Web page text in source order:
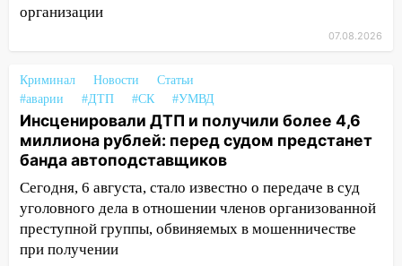
05:00 «Каждая пятая женщина и каждый
второй мужчина в мире сталкиваются с
справиться
03:30 Гороскоп на 7 августа: пятница
принесет прилив творческой энергии и
отличные шансы исправить старые
ошибки
06.08.2026
23:20 Прогноз погоды на 7 августа в
Ульяновской области
организации
07.08.2026
Криминал Новости
Статьи
#аварии
#ДТП #СК #УМВД
Инсценировали ДТП и получили более 4,6
миллиона рублей: перед судом предстанет
банда автоподставщиков
Сегодня, 6 августа, стало известно о передаче в суд
уголовного дела в отношении членов организованной
преступной группы, обвиняемых в мошенничестве
при получении